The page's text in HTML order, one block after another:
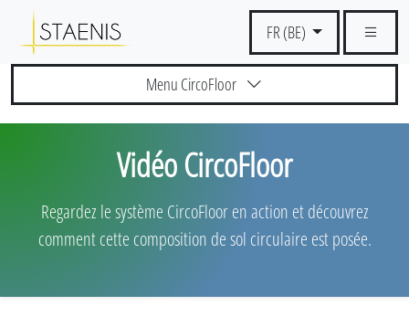
FR (BE)
Menu CircoFloor
Vidéo CircoFloor
Regardez le système CircoFloor en action et découvrez
comment cette composition de sol circulaire est posée.